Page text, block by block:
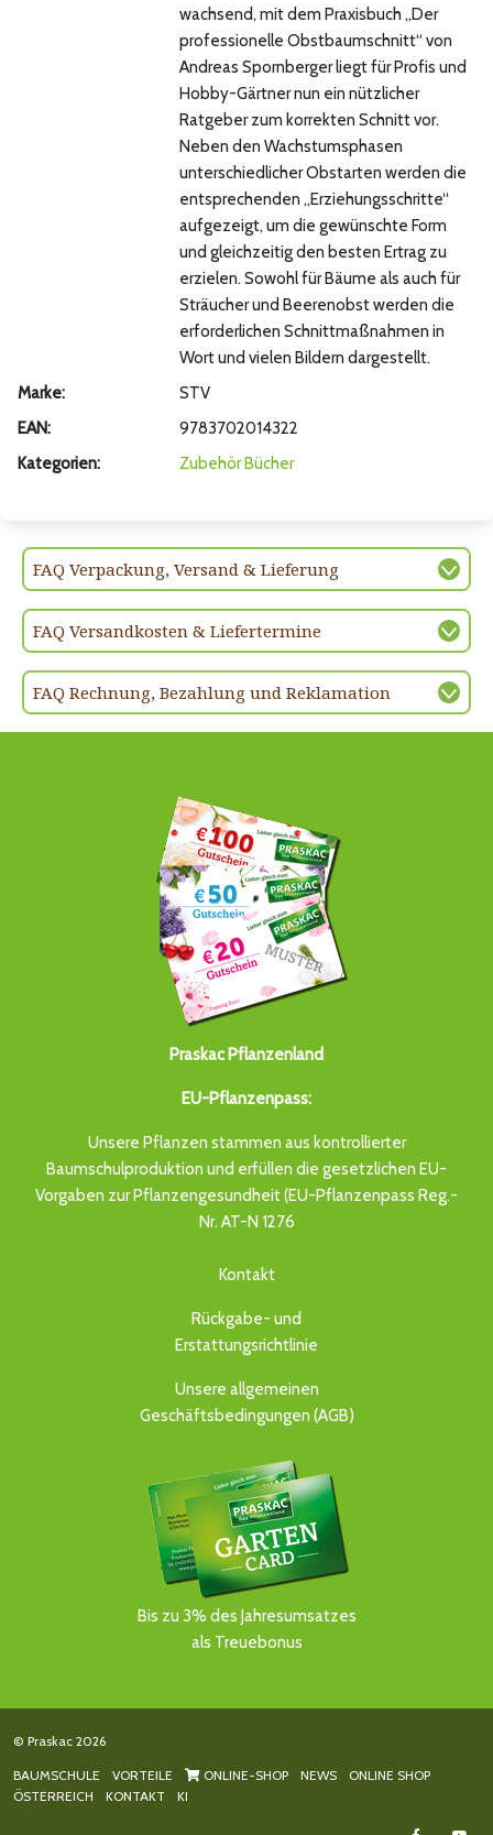
wachsend, mit dem Praxisbuch „Der
professionelle Obstbaumschnitt“ von
Andreas Spornberger liegt für Profis und
Hobby-Gärtner nun ein nützlicher
Ratgeber zum korrekten Schnitt vor.
Neben den Wachstumsphasen
unterschiedlicher Obstarten werden die
entsprechenden „Erziehungsschritte“
aufgezeigt, um die gewünschte Form
und gleichzeitig den besten Ertrag zu
erzielen. Sowohl für Bäume als auch für
Sträucher und Beerenobst werden die
erforderlichen Schnittmaßnahmen in
Wort und vielen Bildern dargestellt.
Marke:
STV
EAN:
9783702014322
Kategorien:
Zubehör Bücher
FAQ Verpackung, Versand & Lieferung
FAQ Versandkosten & Liefertermine
FAQ Rechnung, Bezahlung und Reklamation
Praskac Pflanzenland
EU-Pflanzenpass:
Unsere Pflanzen stammen aus kontrollierter
Baumschulproduktion und erfüllen die gesetzlichen EU-
Vorgaben zur Pflanzengesundheit (EU-Pflanzenpass Reg.-
Nr. AT-N 1276
Kontakt
Rückgabe- und
Erstattungsrichtlinie
Unsere allgemeinen
Geschäftsbedingungen (AGB)
Bis zu 3% des Jahresumsatzes
als Treuebonus
© Praskac 2026
BAUMSCHULE VORTEILE ONLINE-SHOP NEWS
ONLINE SHOP
ÖSTERREICH
KONTAKT KI